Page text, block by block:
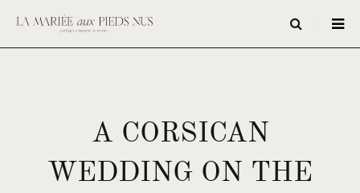
A CORSICAN
WEDDING ON THE